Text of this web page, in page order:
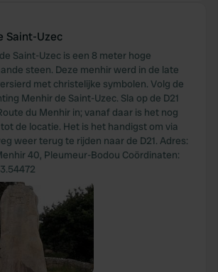
Saint-Uzec
Saint-Uzec is een 8 meter hoge
steen. Deze menhir werd in de late
met christelijke symbolen. Volg de
Menhir de Saint-Uzec. Sla op de D21
du Menhir in; vanaf daar is het nog
de locatie. Het is het handigst om via
weer terug te rijden naar de D21. Adres:
40, Pleumeur-Bodou Coördinaten: